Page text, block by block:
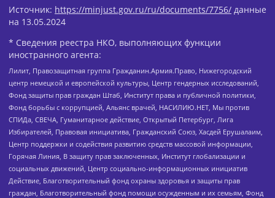
Источник: https://minjust.gov.ru/ru/documents/7756/ данные
на 13.05.2024
* Сведения реестра НКО, выполняющих функции
иностранного агента:
Лилит, Правозащитная группа Гражданин.Армия.Право, Нижегородский
центр немецкой и европейской культуры, Центр гендерных исследований,
Фонд защиты прав граждан Штаб, Институт права и публичной политики,
Фонд борьбы с коррупцией, Альянс врачей, НАСИЛИЮ.НЕТ, Мы против
СПИДа, СВЕЧА, Гуманитарное действие, Открытый Петербург, Лига
Избирателей, Правовая инициатива, Гражданский Союз, Хасдей Ерушалаим,
Центр поддержки и содействия развитию средств массовой информации,
Горячая Линия, В защиту прав заключенных, Институт глобализации и
социальных движений, Центр социально-информационных инициатив
Действие, Благотворительный фонд охраны здоровья и защиты прав
граждан, Благотворительный фонд помощи осужденным и их семьям, Фонд